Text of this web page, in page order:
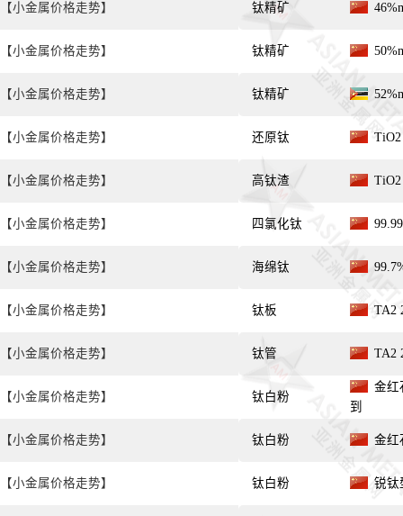
【小金属价格走势】
【小金属价格走势】
【小金属价格走势】
【小金属价格走势】
【小金属价格走势】
【小金属价格走势】
【小金属价格走势】
【小金属价格走势】
【小金属价格走势】
【小金属价格走势】
【小金属价格走势】
【小金属价格走势】
钛精矿
钛精矿
钛精矿
还原钛
高钛渣
四氯化钛
海绵钛
钛板 TA2
钛管 TA2
钛白粉
金红
到
钛白粉 金红
钛白粉 锐钛